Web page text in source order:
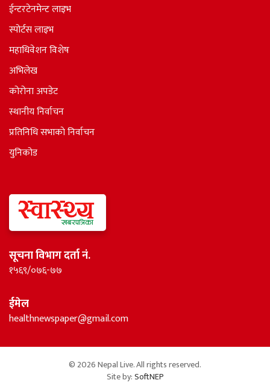
ईन्टरटेनमेन्ट लाइभ
स्पोर्टस लाइभ
महाधिवेशन विशेष
अभिलेख
कोरोना अपडेट
स्थानीय निर्वाचन
प्रतिनिधि सभाकाे निर्वाचन
युनिकोड
सूचना विभाग दर्ता नं.
१५६९/०७६-७७
ईमेल
healthnewspaper@gmail.com
© 2026 Nepal Live. All rights reserved.
Site by:SoftNEP